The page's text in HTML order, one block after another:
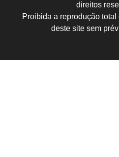
direitos
Proibida a reprodução
deste site sem